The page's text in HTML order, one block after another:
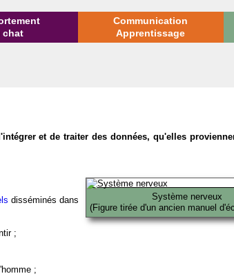
chat
Communication
Apprentissage
et de traiter des données, qu'elles
Système nerveux
(Figure tirée d'un ancien manuel
disséminés dans
;
;